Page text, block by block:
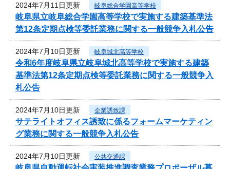
2024年7月11日更新 岐阜総合学園高等学校
岐阜県立岐阜総合学園高等学校で実施する建築基準法
第12条定期点検等委託業務に関する一般競争入札公告
2024年7月10日更新 岐阜城北高等学校
令和6年度岐阜県立岐阜城北高等学校で実施する建築
基準法第12条定期点検等委託業務に関する一般競争入
札公告
2024年7月10日更新 企業誘致課
サテライトオフィス誘致に係るフォームマーケティン
グ業務に関する一般競争入札公告
2024年7月10日更新 公共交通課